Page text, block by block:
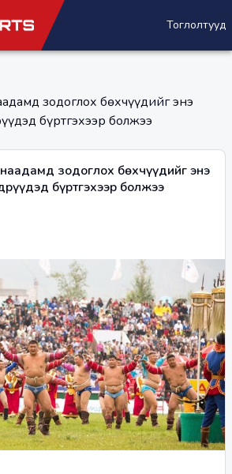
Тоглолтууд
зодоглох бөхчүүдийг энэ
бүртгэхээр болжээ
наадамд зодоглох бөхчүүдийг энэ
бүртгэхээр болжээ